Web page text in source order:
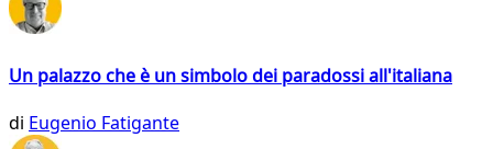
Un palazzo che è un simbolo dei paradossi all'italiana
di Eugenio Fatigante